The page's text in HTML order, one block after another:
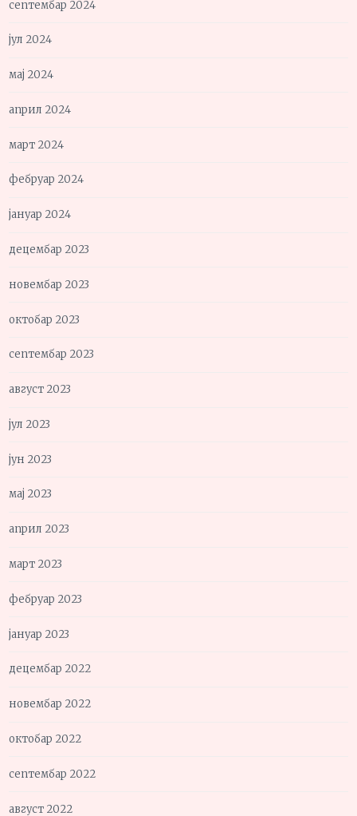
септембар 2024
јул 2024
мај 2024
април 2024
март 2024
фебруар 2024
јануар 2024
децембар 2023
новембар 2023
октобар 2023
септембар 2023
август 2023
јул 2023
јун 2023
мај 2023
април 2023
март 2023
фебруар 2023
јануар 2023
децембар 2022
новембар 2022
октобар 2022
септембар 2022
август 2022